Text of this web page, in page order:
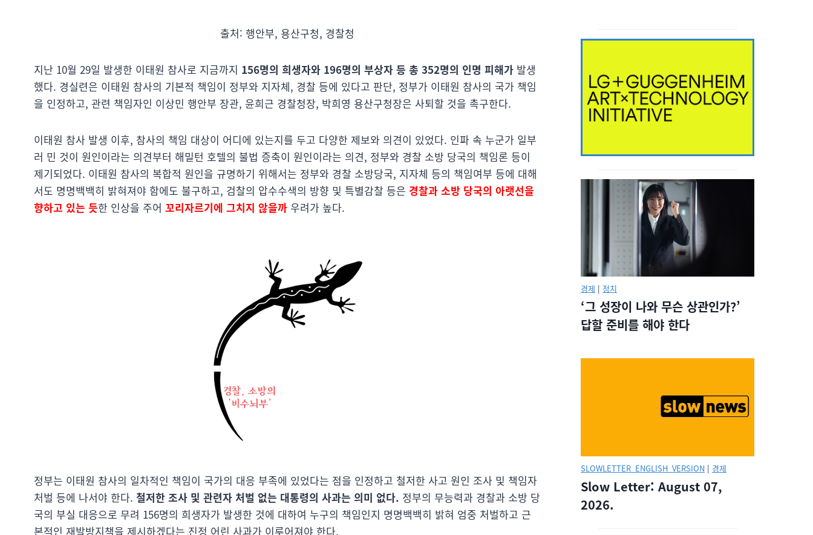
출처: 행안부, 용산구청, 경찰청
지난 10월 29일 발생한 이태원 참사로 지금까지 156명의 희생자와 196명의 부상자 등 총 352명의 인명 피해가 발생
했다. 경실련은 이태원 참사의 기본적 책임이 정부와 지자체, 경찰 등에 있다고 판단, 정부가 이태원 참사의 국가 책임
을 인정하고, 관련 책임자인 이상민 행안부 장관, 윤희근 경찰청장, 박희영 용산구청장은 사퇴할 것을 촉구한다.
이태원 참사 발생 이후, 참사의 책임 대상이 어디에 있는지를 두고 다양한 제보와 의견이 있었다. 인파 속 누군가 일부
러 민 것이 원인이라는 의견부터 해밀턴 호텔의 불법 증축이 원인이라는 의견, 정부와 경찰 소방 당국의 책임론 등이
제기되었다. 이태원 참사의 복합적 원인을 규명하기 위해서는 정부와 경찰 소방당국, 지자체 등의 책임여부 등에 대해
서도 명명백백히 밝혀져야 함에도 불구하고, 검찰의 압수수색의 방향 및 특별감찰 등은 경찰과 소방 당국의 아랫선을
향하고 있는 듯한 인상을 주어 꼬리자르기에 그치지 않을까 우려가 높다.
정부는 이태원 참사의 일차적인 책임이 국가의 대응 부족에 있었다는 점을 인정하고 철저한 사고 원인 조사 및 책임자
처벌 등에 나서야 한다. 철저한 조사 및 관련자 처벌 없는 대통령의 사과는 의미 없다. 정부의 무능력과 경찰과 소방 당
국의 부실 대응으로 무려 156명의 희생자가 발생한 것에 대하여 누구의 책임인지 명명백백히 밝혀 엄중 처벌하고 근
본적인 재발방지책을 제시하겠다는 진정 어린 사과가 이루어져야 한다.
경제 | 정치
‘그 성장이 나와 무슨 상관인가?’
답할 준비를 해야 한다
SLOWLETTER_ENGLISH_VERSION | 경제
Slow Letter: August 07,
2026.